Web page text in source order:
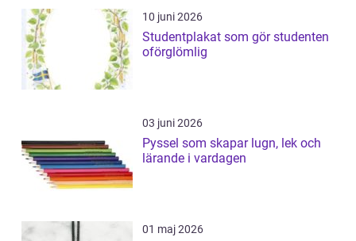
10 juni 2026
Studentplakat som gör studenten
oförglömlig
03 juni 2026
Pyssel som skapar lugn, lek och
lärande i vardagen
01 maj 2026